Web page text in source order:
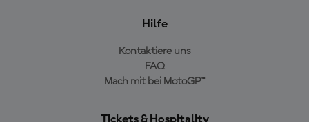
Hilfe
Kontaktiere uns
FAQ
Mach mit bei MotoGP™
Tickets & Hospitality